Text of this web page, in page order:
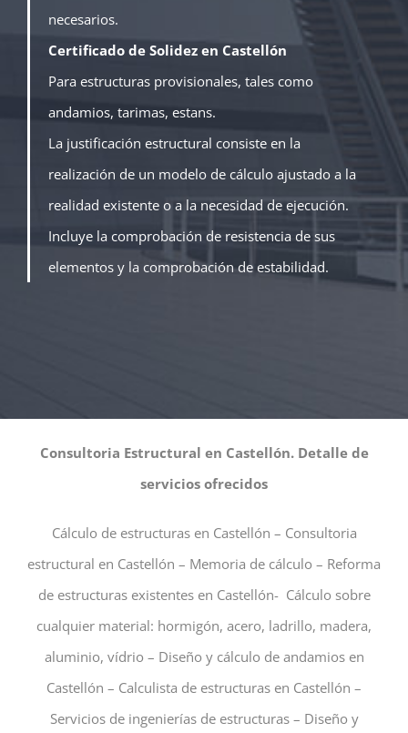
necesarios.
Certificado de Solidez en Castellón
Para estructuras provisionales, tales como
andamios, tarimas, estans.
La justificación estructural consiste en la
realización de un modelo de cálculo ajustado a la
realidad existente o a la necesidad de ejecución.
Incluye la comprobación de resistencia de sus
elementos y la comprobación de estabilidad.
Consultoria Estructural en Castellón. Detalle de
servicios ofrecidos
Cálculo de estructuras en Castellón – Consultoria
estructural en Castellón – Memoria de cálculo – Reforma
de estructuras existentes en Castellón- Cálculo sobre
cualquier material: hormigón, acero, ladrillo, madera,
aluminio, vídrio – Diseño y cálculo de andamios en
Castellón – Calculista de estructuras en Castellón –
Servicios de ingenierías de estructuras – Diseño y